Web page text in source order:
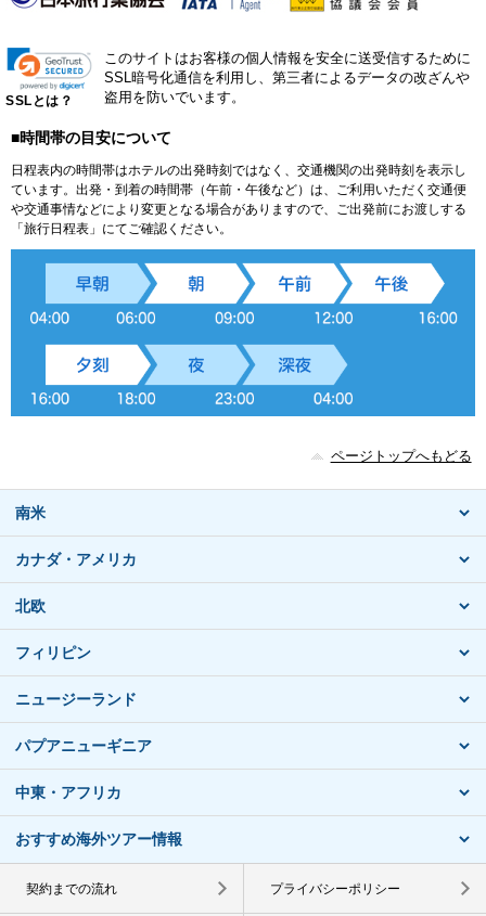
SSLとは？
このサイトはお客様の個人情報を安全に送受信するために
SSL暗号化通信を利用し、第三者によるデータの改ざんや
盗用を防いでいます。
■時間帯の目安について
日程表内の時間帯はホテルの出発時刻ではなく、交通機関の出発時刻を表示し
ています。出発・到着の時間帯（午前・午後など）は、ご利用いただく交通便
や交通事情などにより変更となる場合がありますので、ご出発前にお渡しする
「旅行日程表」にてご確認ください。
ページトップへもどる
南米
カナダ・アメリカ
北欧
フィリピン
ニュージーランド
パプアニューギニア
中東・アフリカ
おすすめ海外ツアー情報
契約までの流れ プライバシーポリシー